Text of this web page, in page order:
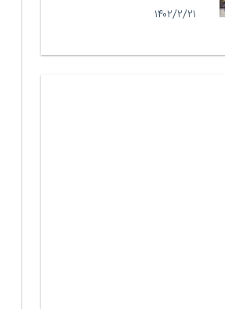
۱۴۰۲/۲/۲۱